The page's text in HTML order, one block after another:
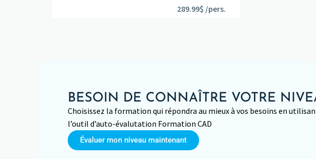
Note 4.60
289.99$ /pers.
BESOIN DE CONNAÎTRE VOTRE
Choisissez la formation qui répondra au mieux à vos besoins en
l’outil d’auto-évalutation Formation CAD
Évaluer mon niveau maintenant